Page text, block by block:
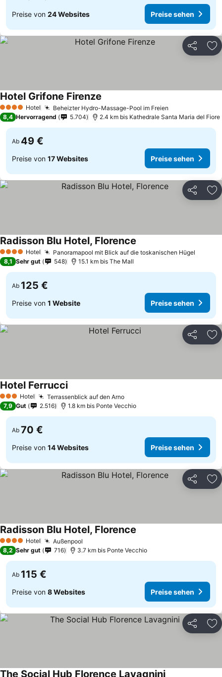
Preise von 24 Websites Preise sehen
Teilen
4 Sterne Hotel Beheizter Hydro-Massage-Pool im Freien
Hotel Grifone Firenze
8,4 Hervorragend 5.704 2.4 km bis Kathedrale Santa Maria del Fiore
Ab 49 €
Preise von 17 Websites Preise sehen
Teilen
4 Sterne Hotel Panoramapool mit Blick auf die toskanischen Hügel
Radisson Blu Hotel, Florence
8,1 Sehr gut 548 15.1 km bis The Mall
Ab 125 €
Preise von 1 Website Preise sehen
Teilen
3 SterneHotel Terrassenblick auf den ArnoPreise sehen
Hotel FerrucciPreise sehen
7,9 Gut 2.516 1.8 km bis Ponte Vecchio
Ab 70 €
Preise von 14 Websites Preise sehen
Teilen
4 Sterne Hotel Außenpool
Radisson Blu Hotel, Florence
8,2 Sehr gut 716 3.7 km bis Ponte Vecchio
Ab 115 €
Preise von 8 Websites Preise sehen
Teilen
The Social Hub Florence Lavagnini